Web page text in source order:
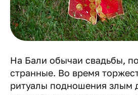
На Бали обычаи свадьбы,
странные. Во время
ритуалы подношения злым